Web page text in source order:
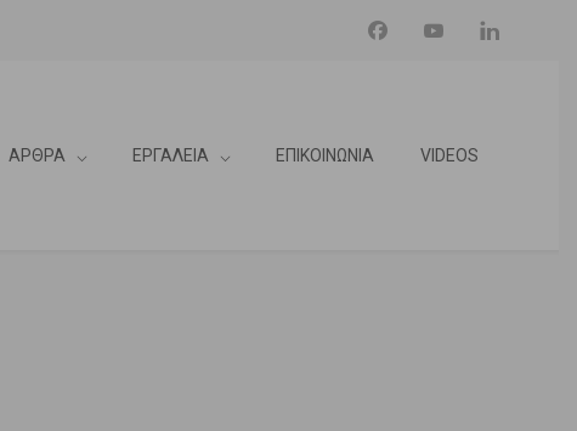
ΑΡΘΡΑ ΕΡΓΑΛΕΙΑ ΕΠΙΚΟΙΝΩΝΙΑ VIDEOS